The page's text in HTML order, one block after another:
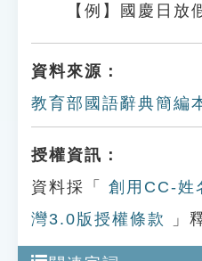
【例】國慶日放
資料來源：
教育部國語辭典簡編
授權資訊：
資料採「
創用CC-姓
灣3.0版授權條款
」